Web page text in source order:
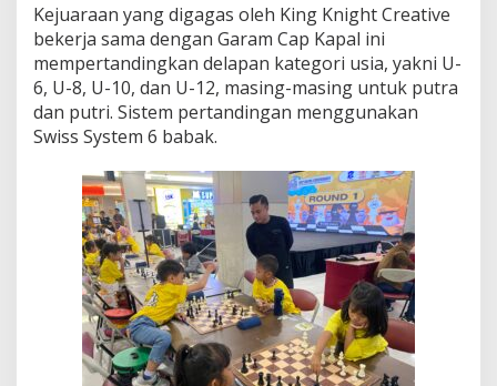
i
o
r
R
a
p
i
C
h
e
s
s
C
h
a
m
p
Kejuaraan yang digagas oleh King Knight Creative
bekerja sama dengan Garam Cap Kapal ini
mempertandingkan delapan kategori usia, yakni U-
6, U-8, U-10, dan U-12, masing-masing untuk putra
dan putri. Sistem pertandingan menggunakan
Swiss System 6 babak.